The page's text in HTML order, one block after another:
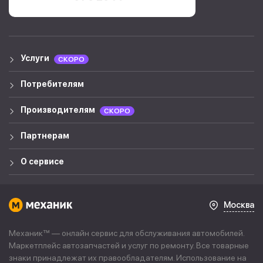
Услуги СКОРО
Потребителям
Производителям СКОРО
Партнерам
О сервисе
Москва
Механик™ — онлайн сервис для обслуживания автомобилей.
Маркетплейс автозапчастей и услуг по ремонту. Все товарные
знаки принадлежат их правообладателям. Использование на